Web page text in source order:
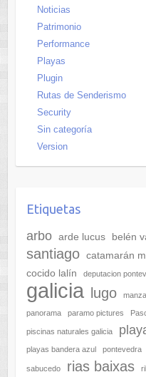
Noticias
Patrimonio
Performance
Playas
Plugin
Rutas de Senderismo
Security
Sin categoría
Version
Etiquetas
arbo arde lucus belén
santiago catamarán
cocido lalín
deputacion
galicia lugo
panorama paramo pictures
piscinas naturales galicia
playas bandera azul pontevedra
sabucedo rias baixas